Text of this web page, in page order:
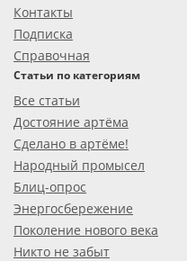
Контакты
Подписка
Справочная
Статьи по категориям
Все статьи
Достояние артёма
Сделано в артёме!
Народный промысел
Блиц-опрос
Энергосбережение
Поколение нового века
Никто не забыт